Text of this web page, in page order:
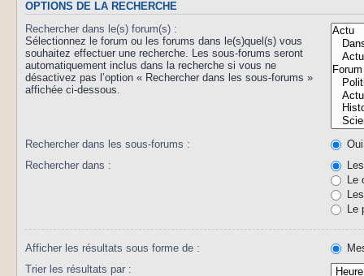
OPTIONS DE LA RECHERCHE
Rechercher dans le(s) forum(s) :
Sélectionnez le forum ou les forums dans le(s)quel(s) vous
souhaitez effectuer une recherche. Les sous-forums seront
automatiquement inclus dans la recherche si vous ne
désactivez pas l’option « Rechercher dans les sous-forums »
affichée ci-dessous.
Rechercher dans les sous-forums :
Oui
Rechercher dans :
Le
Le
Afficher les résultats sous forme de :
Trier les résultats par :